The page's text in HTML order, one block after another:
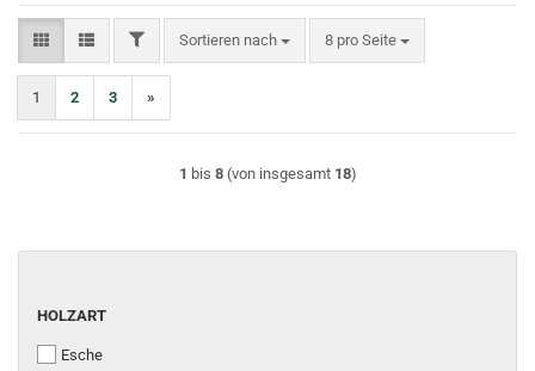
FILTERSortieren nach
Sortieren nach 8 pro Seite
pro Seite
1 2 3 »
1 bis 8(von insgesamt 18)
HOLZART
Esche